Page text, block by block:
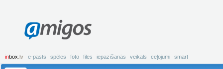
amigos
inbox .lv e-pasts spēles foto files iepazīšanās veikals ceļojumi smart